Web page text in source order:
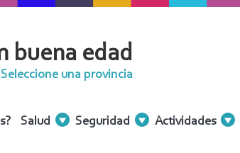
buena edad
Seleccione una provincia
Salud Seguridad Actividades